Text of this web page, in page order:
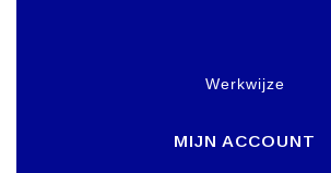
Werkwijze
MIJN ACCOUNT